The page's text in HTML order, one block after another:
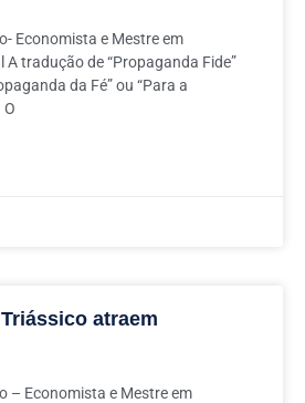
Economista e Mestre em
A tradução de “Propaganda Fide”
da Fé” ou “Para a
O
atraem
– Economista e Mestre em